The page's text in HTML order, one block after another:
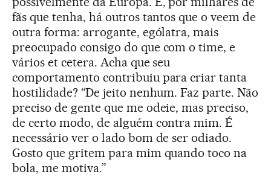
fãs que tenha, há outros tantos que o veem de
outra forma: arrogante, ególatra, mais
preocupado consigo do que com o time, e
vários et cetera. Acha que seu
comportamento contribuiu para criar tanta
hostilidade? “De jeito nenhum. Faz parte. Não
preciso de gente que me odeie, mas preciso,
de certo modo, de alguém contra mim. É
necessário ver o lado bom de ser odiado.
Gosto que gritem para mim quando toco na
bola, me motiva.”